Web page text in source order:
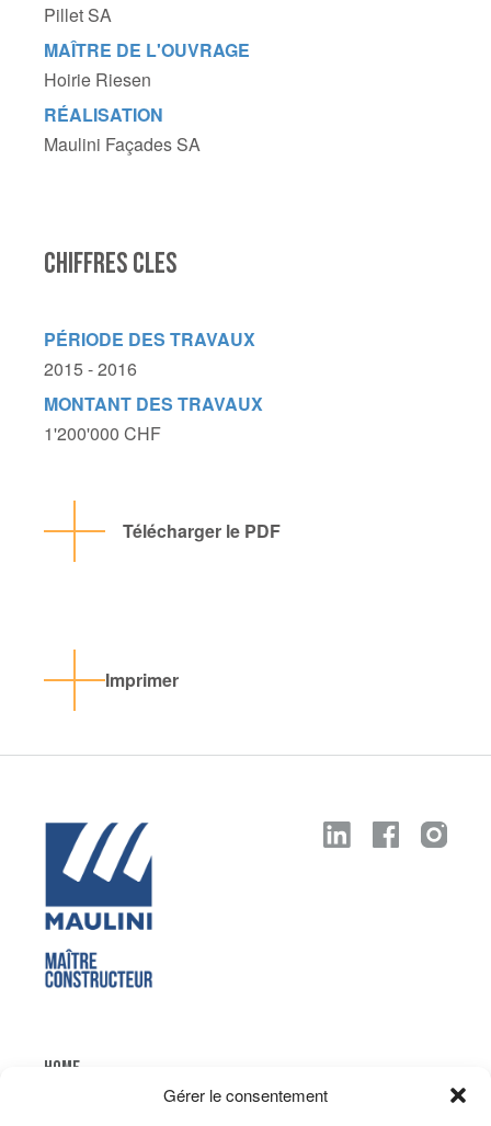
Gérer le consentement
Pillet SA
MAÎTRE DE L'OUVRAGE
Hoirie Riesen
RÉALISATION
Maulini Façades SA
CHIFFRES CLES
PÉRIODE DES TRAVAUX
2015 - 2016
MONTANT DES TRAVAUX
1'200'000 CHF
Télécharger le PDF
Imprimer
HOME